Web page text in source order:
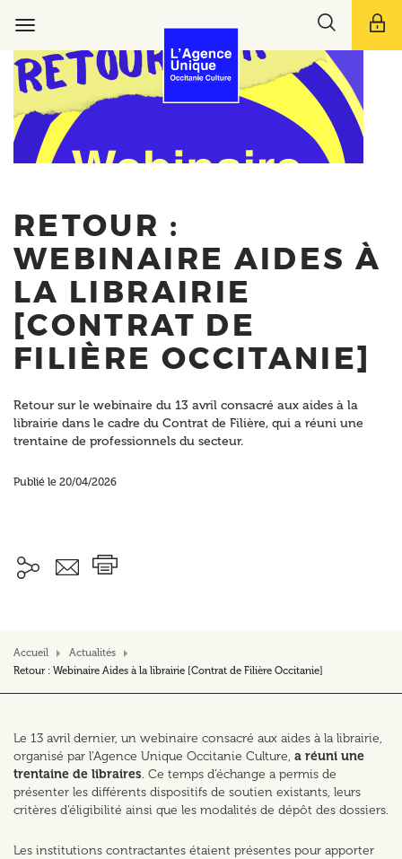
principal
navigation
Toggle
RETOUR :
WEBINAIRE AIDES À
LA LIBRAIRIE
[CONTRAT DE
FILIÈRE OCCITANIE]
Retour sur le webinaire du 13 avril consacré aux aides à la
librairie dans le cadre du Contrat de Filière, qui a réuni une
trentaine de professionnels du secteur.
Publié le 20/04/2026
Accueil
Actualités
Retour : Webinaire Aides à la librairie [Contrat de Filière Occitanie]
Le 13 avril dernier, un webinaire consacré aux aides à la librairie,
organisé par l’Agence Unique Occitanie Culture, a réuni une
trentaine de libraires. Ce temps d’échange a permis de
présenter les différents dispositifs de soutien existants, leurs
critères d’éligibilité ainsi que les modalités de dépôt des dossiers.
Les institutions contractantes étaient présentes pour apporter